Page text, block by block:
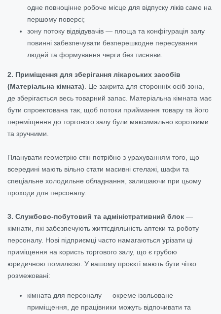
одне повноцінне робоче місце для відпуску ліків саме на
першому поверсі;
зону потоку відвідувачів — площа та конфігурація залу
повинні забезпечувати безперешкодне пересування
людей та формування черги без тисняви.
2. Приміщення для зберігання лікарських засобів
(Матеріальна кімната) . Це закрита для сторонніх осіб зона,
де зберігається весь товарний запас. Матеріальна кімната має
бути спроектована так, щоб потоки приймання товару та його
переміщення до торгового залу були максимально короткими
та зручними.
Планувати геометрію стін потрібно з урахуванням того, що
всередині мають вільно стати масивні стелажі, шафи та
спеціальне холодильне обладнання, залишаючи при цьому
проходи для персоналу.
3. Службово-побутовий та адміністративний блок —
кімнати, які забезпечують життєдіяльність аптеки та роботу
персоналу. Нові підприємці часто намагаються урізати ці
приміщення на користь торгового залу, що є грубою
юридичною помилкою. У вашому проєкті мають бути чітко
розмежовані:
кімната для персоналу — окреме ізольоване
приміщення, де працівники можуть відпочивати та